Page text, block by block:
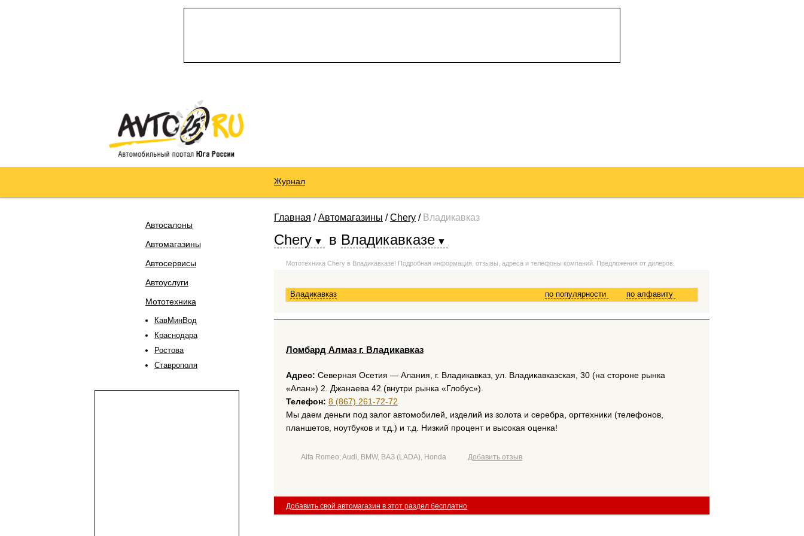
Журнал
Автосалоны
Автомагазины
Автосервисы
Автоуслуги
Мототехника
КавМинВод
Краснодара
Ростова
Ставрополя
Главная /Автомагазины /Chery / Владикавказ
Chery в Владикавказе
Мототехника Chery в Владикавказе! Подробная информация, отзывы, адреса и телефоны компаний. Предложения от дилеров.
Владикавказ по алфавиту
по популярности
Ломбард Алмаз г. Владикавказ
Адрес: Северная Осетия — Алания, г. Владикавказ, ул. Владикавказская, 30 (на стороне рынка
«Алан») 2. Джанаева 42 (внутри рынка «Глобус»).
Телефон: 8 (867) 261-72-72
Мы даем деньги под залог автомобилей, изделий из золота и серебра, оргтехники (телефонов,
планшетов, ноутбуков и т.д.) и т.д. Низкий процент и высокая оценка!
Alfa Romeo, Audi, BMW, ВАЗ (LADA), Honda Добавить отзыв
Добавить свой автомагазин в этот раздел бесплатно